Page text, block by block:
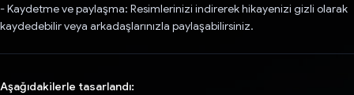
- Kaydetme ve paylaşma: Resimlerinizi indirerek hikayenizi gizli olarak
kaydedebilir veya arkadaşlarınızla paylaşabilirsiniz.
Aşağıdakilerle tasarlandı: